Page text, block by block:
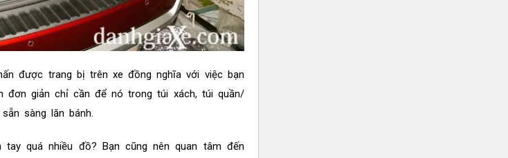
được trang bị trên xe đồng nghĩa với việc bạn
đơn giản chỉ cần để nó trong túi xách, túi quần/
sàng lăn bánh.
quá nhiều đồ? Bạn cũng nên quan tâm đến